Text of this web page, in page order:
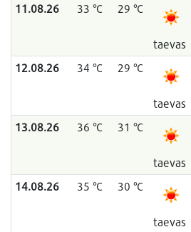
11.08.26 33 °C 29 °C
taevas
12.08.26 34 °C 29 °C
taevas
13.08.26 36 °C 31 °C
taevas
14.08.26 35 °C 30 °C
taevas